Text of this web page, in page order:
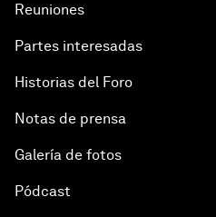
Reuniones
Partes interesadas
Historias del Foro
Notas de prensa
Galería de fotos
Pódcast